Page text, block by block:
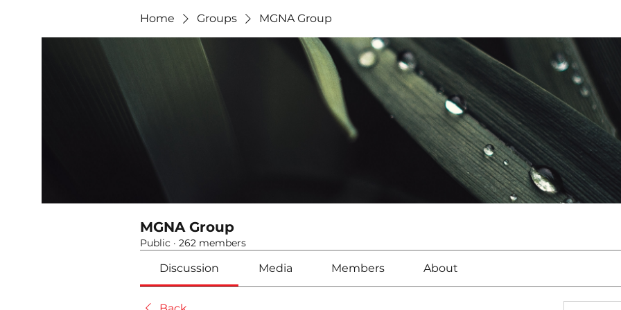
Home Groups MGNA Group
MGNA Group
Public · 262 members
Discussion Media Members About